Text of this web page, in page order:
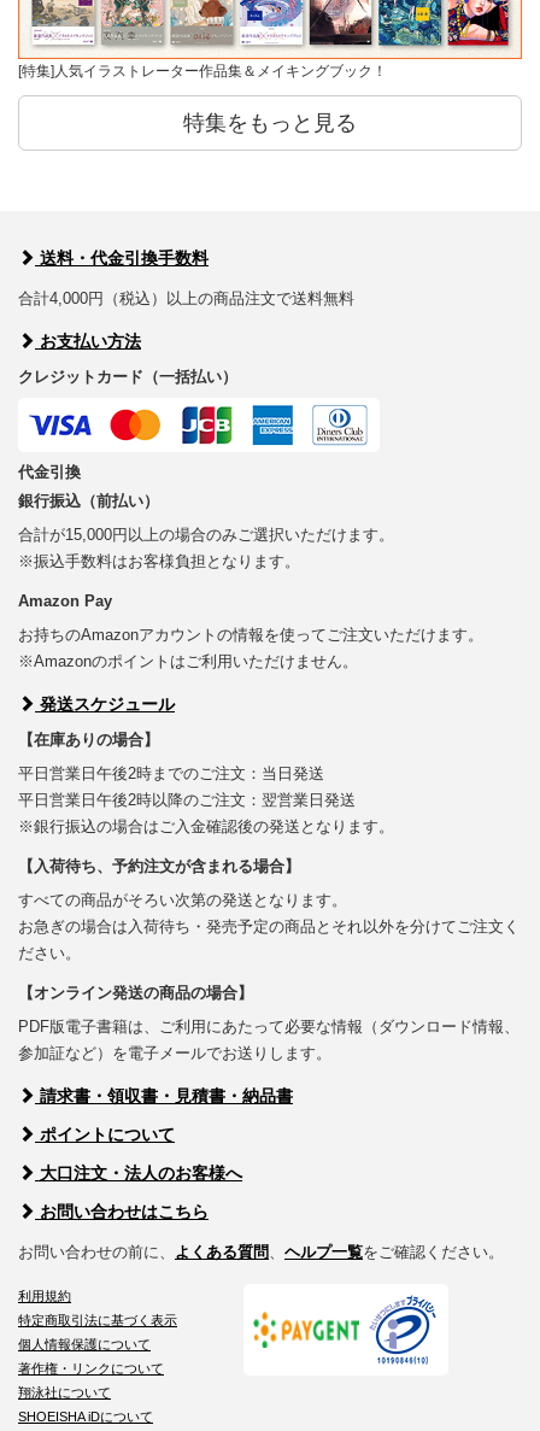
[特集]人気イラストレーター作品集＆メイキングブック！
特集をもっと見る
送料・代金引換手数料
合計4,000円（税込）以上の商品注文で送料無料
お支払い方法
クレジットカード（一括払い）
代金引換
銀行振込（前払い）
合計が15,000円以上の場合のみご選択いただけます。
※振込手数料はお客様負担となります。
Amazon Pay
お持ちのAmazonアカウントの情報を使ってご注文いただけます。
※Amazonのポイントはご利用いただけません。
発送スケジュール
【在庫ありの場合】
平日営業日午後2時までのご注文：当日発送
平日営業日午後2時以降のご注文：翌営業日発送
※銀行振込の場合はご入金確認後の発送となります。
【入荷待ち、予約注文が含まれる場合】
すべての商品がそろい次第の発送となります。
お急ぎの場合は入荷待ち・発売予定の商品とそれ以外を分けてご注文く
ださい。
【オンライン発送の商品の場合】
PDF版電子書籍は、ご利用にあたって必要な情報（ダウンロード情報、
参加証など）を電子メールでお送りします。
請求書・領収書・見積書・納品書
ポイントについて
大口注文・法人のお客様へ
お問い合わせはこちら
お問い合わせの前に、 よくある質問 ヘルプ一覧をご確認ください。
利用規約
特定商取引法に基づく表示
個人情報保護について
著作権・リンクについて
翔泳社について
SHOEISHA iDについて